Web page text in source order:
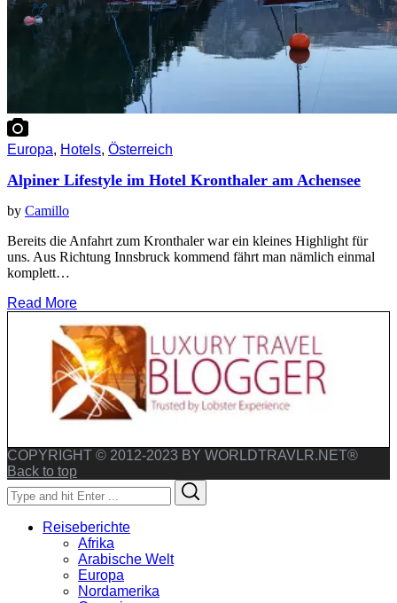
Europa, Hotels, Österreich
Alpiner Lifestyle im Hotel Kronthaler am Achensee
by Camillo
Bereits die Anfahrt zum Kronthaler war ein kleines Highlight für
uns. Aus Richtung Innsbruck kommend fährt man nämlich einmal
komplett…
Read More
COPYRIGHT © 2012-2023 BY WORLDTRAVLR.NET®
Back to top
Search
for:
Reiseberichte
Afrika
Arabische Welt
Europa
Nordamerika